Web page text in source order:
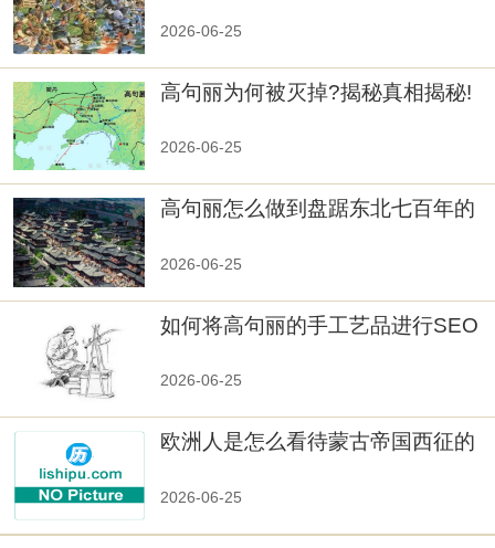
2026-06-25
高句丽为何被灭掉?揭秘真相揭秘!
2026-06-25
高句丽怎么做到盘踞东北七百年的
2026-06-25
如何将高句丽的手工艺品进行SEO
2026-06-25
欧洲人是怎么看待蒙古帝国西征的
2026-06-25